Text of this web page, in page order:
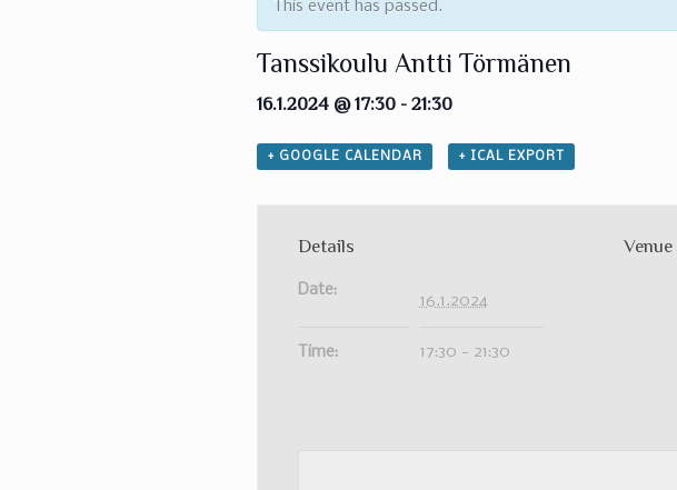
This event has passed.
Tanssikoulu Antti Törmänen
16.1.2024 @ 17:30 -21:30
+ GOOGLE CALENDAR + ICAL EXPORT
Details
Date:
16.1.2024
Time: 17:30 - 21:30
Venue